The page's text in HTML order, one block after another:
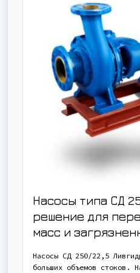
Насосы типа СД
решение для
масс и
Насосы СД 250/22,5
больших объемов стоков.